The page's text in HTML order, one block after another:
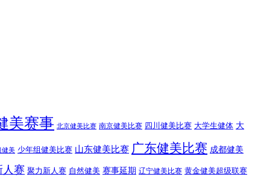
美赛事 北京健美比赛 南京健美比赛 四川健美比赛 大学生健体 大
健美 少年组健美比赛 山东健美比赛 广东健美比赛 成都健美
人赛 聚力新人赛 自然健美 赛事延期 辽宁健美比赛 黄金健美超级联赛